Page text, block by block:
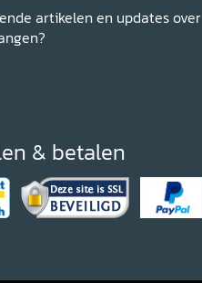
artikelen en updates over
& betalen